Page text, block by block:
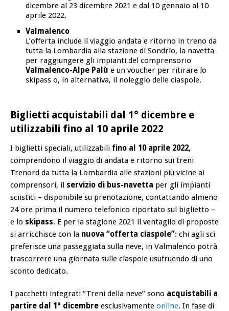
dicembre al 23 dicembre 2021 e dal 10 gennaio al 10
aprile 2022.
Valmalenco
L’offerta include il viaggio andata e ritorno in treno da
tutta la Lombardia alla stazione di Sondrio, la navetta
per raggiungere gli impianti del comprensorio
Valmalenco-Alpe Palù e un voucher per ritirare lo
skipass o, in alternativa, il noleggio delle ciaspole.
Biglietti acquistabili dal 1° dicembre e
utilizzabili fino al 10 aprile 2022
I biglietti speciali, utilizzabili fino al 10 aprile 2022,
comprendono il viaggio di andata e ritorno sui treni
Trenord da tutta la Lombardia alle stazioni più vicine ai
comprensori, il servizio di bus-navetta per gli impianti
sciistici – disponibile su prenotazione, contattando almeno
24 ore prima il numero telefonico riportato sul biglietto –
e lo skipass. E per la stagione 2021 il ventaglio di proposte
si arricchisce con la nuova “offerta ciaspole”: chi agli sci
preferisce una passeggiata sulla neve, in Valmalenco potrà
trascorrere una giornata sulle ciaspole usufruendo di uno
sconto dedicato.
I pacchetti integrati “Treni della neve” sono acquistabili a
partire dal 1° dicembre esclusivamente online. In fase di